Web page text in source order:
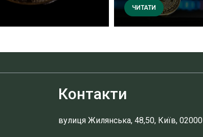
ЧИТАТИ
Контакти
вулиця Жилянська, 48,50, Київ, 02000